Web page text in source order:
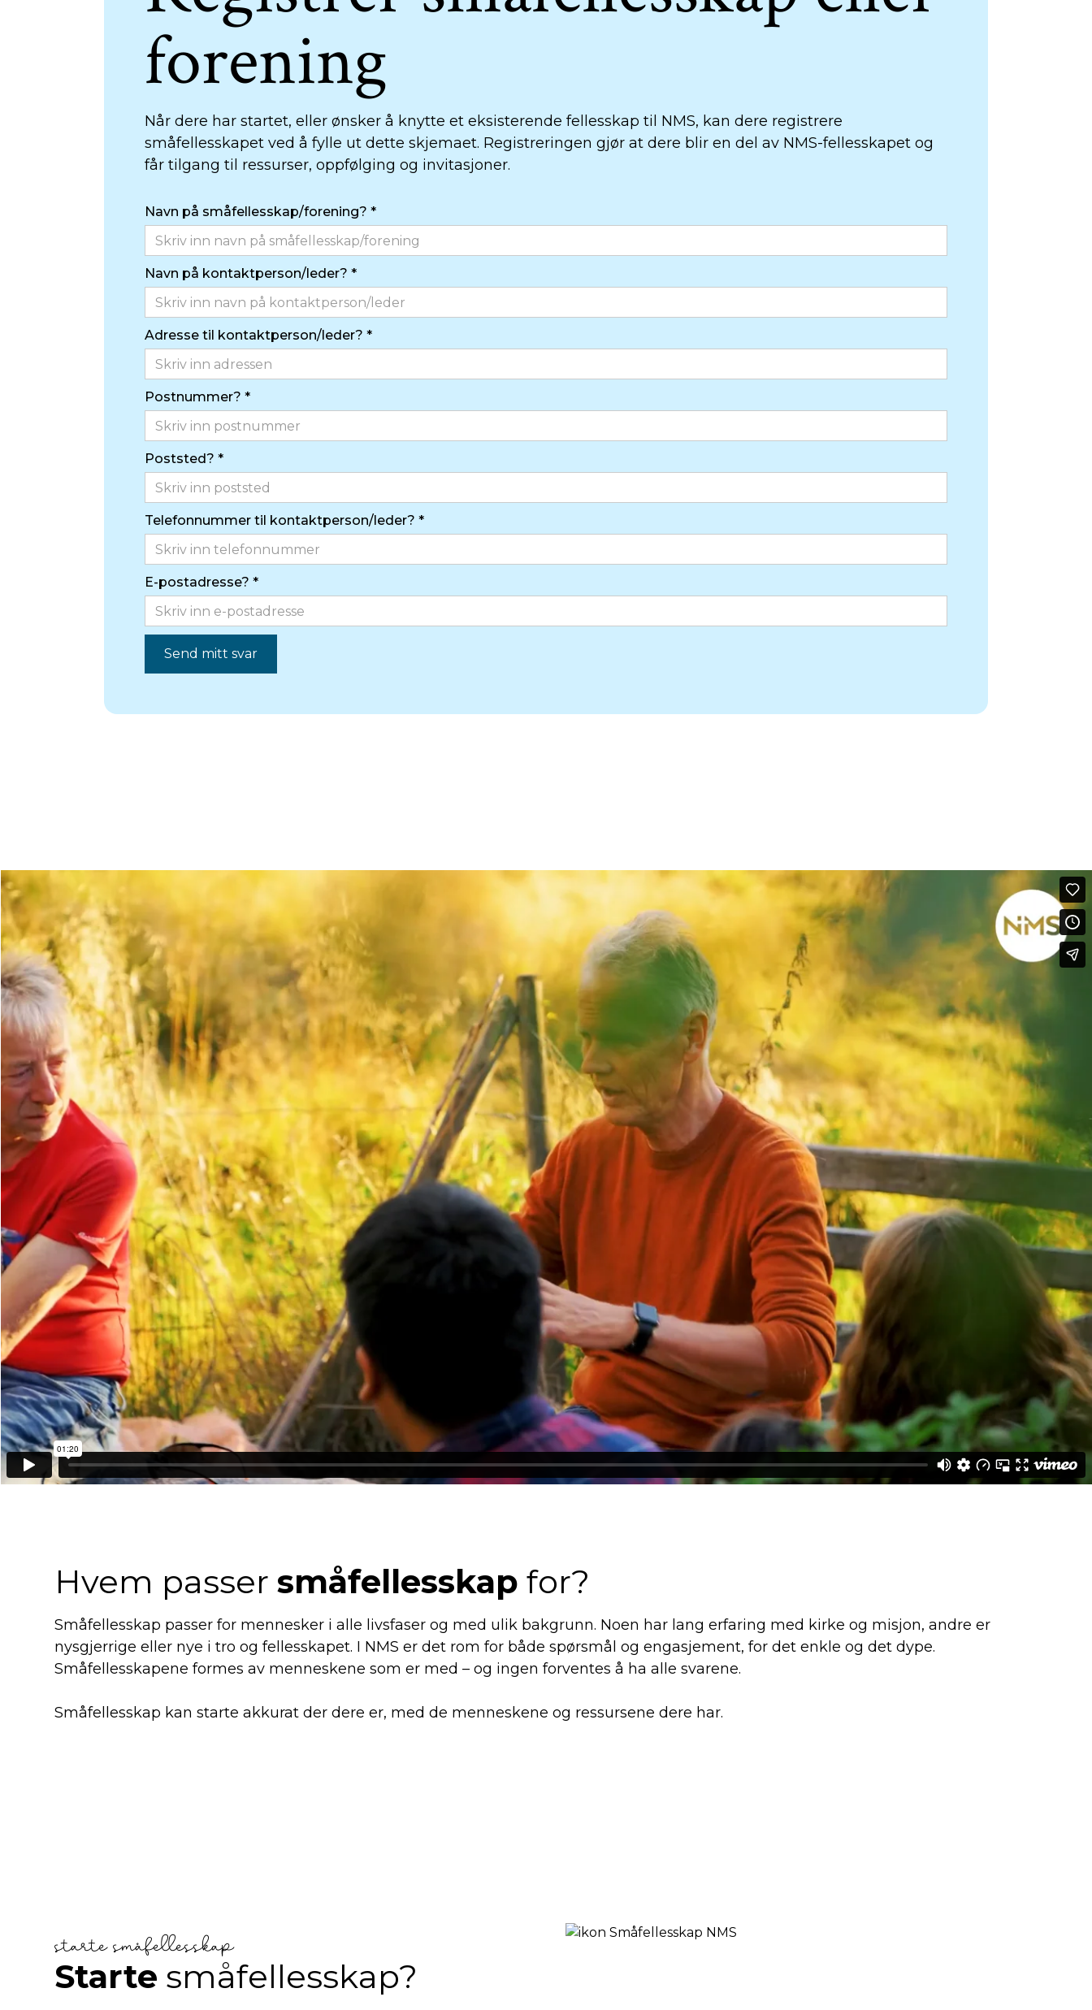
forening
Når dere har startet, eller ønsker å knytte et eksisterende fellesskap til NMS, kan dere registrere
småfellesskapet ved å fylle ut dette skjemaet. Registreringen gjør at dere blir en del av NMS-fellesskapet og
får tilgang til ressurser, oppfølging og invitasjoner.
Navn på småfellesskap/forening? *
Navn på kontaktperson/leder? *
Adresse til kontaktperson/leder? *
Postnummer? *
Poststed? *
Telefonnummer til kontaktperson/leder? *
E-postadresse? *
Hvem passersmåfellesskap for?
Småfellesskap passer for mennesker i alle livsfaser og med ulik bakgrunn. Noen har lang erfaring med kirke og misjon, andre er
nysgjerrige eller nye i tro og fellesskapet. I NMS er det rom for både spørsmål og engasjement, for det enkle og det dype.
Småfellesskapene formes av menneskene som er med – og ingen forventes å ha alle svarene.
Småfellesskap kan starte akkurat der dere er, med de menneskene og ressursene dere har.
starte småfellesskap
Starte småfellesskap?